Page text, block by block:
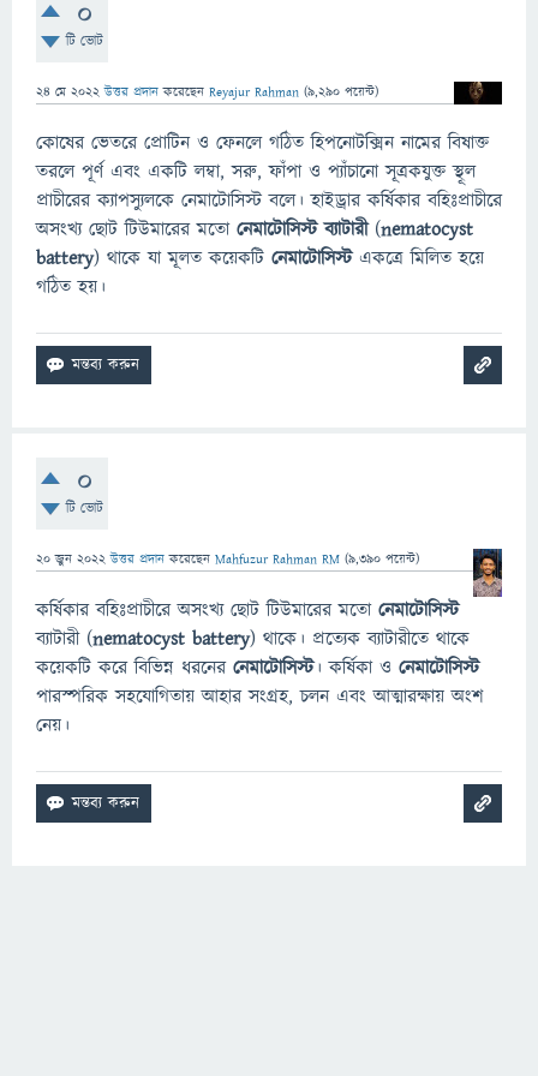
0
টি ভোট
24 মে 2022 উত্তর প্রদান করেছেন Reyajur Rahman (9,290 পয়েন্ট)
কোষের ভেতরে প্রোটিন ও ফেনলে গঠিত হিপনোটক্সিন নামের বিষাক্ত
তরলে পূর্ণ এবং একটি লম্বা, সরু, ফাঁপা ও প্যাঁচানো সূত্রকযুক্ত স্থূল
প্রাচীরের ক্যাপস্যুলকে নেমাটোসিস্ট বলে। হাইড্রার কর্ষিকার বহিঃপ্রাচীরে
অসংখ্য ছোট টিউমারের মতো নেমাটোসিস্ট ব্যাটারী(nematocyst
battery) থাকে যা মূলত কয়েকটি নেমাটোসিস্ট একত্রে মিলিত হয়ে
গঠিত হয়।
0
টি ভোট
20 জুন 2022 উত্তর প্রদান করেছেন Mahfuzur Rahman RM (9,390 পয়েন্ট)
কর্ষিকার বহিঃপ্রাচীরে অসংখ্য ছোট টিউমারের মতো নেমাটোসিস্ট
ব্যাটারী (nematocyst battery) থাকে। প্রত্যেক ব্যাটারীতে থাকে
কয়েকটি করে বিভিন্ন ধরনের নেমাটোসিস্ট। কর্ষিকা ও নেমাটোসিস্ট
পারস্পরিক সহযোগিতায় আহার সংগ্রহ, চলন এবং আত্মারক্ষায় অংশ
নেয়।